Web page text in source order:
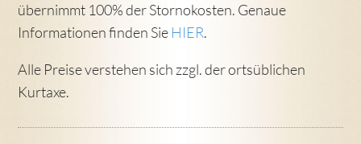
übernimmt 100% der Stornokosten. Genaue
Informationen finden Sie HIER.
Alle Preise verstehen sich zzgl. der ortsüblichen
Kurtaxe.